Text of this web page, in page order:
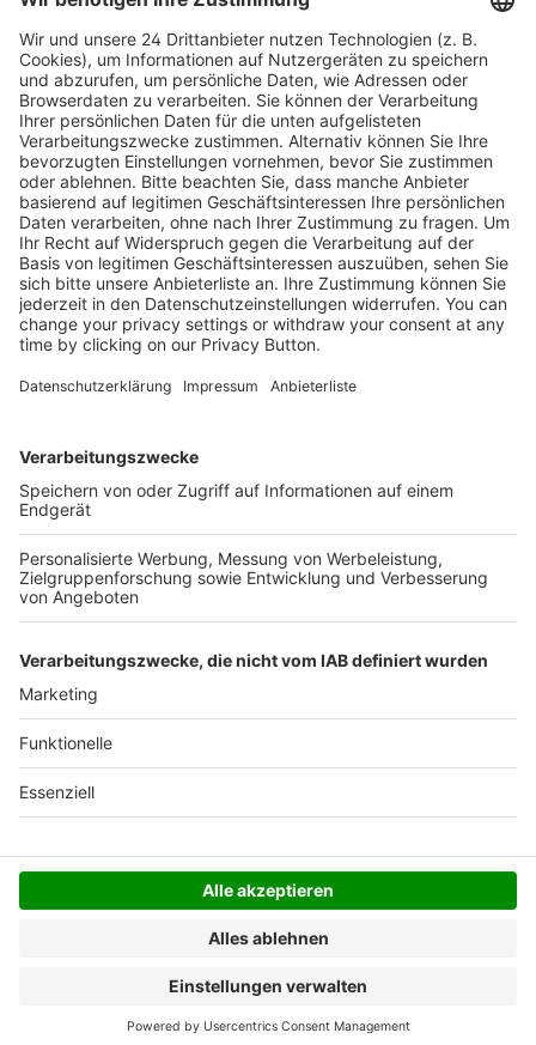
Leseprobe RR_202507
Kostenlose Rücksendung bis zu 14 Tage nach
Bestelleingang (innerhalb Deutschlands).
Versandkosten.
Der Bestellprozess ist mit Hilfe eines SSL-
SERVICE HOTLINE
SHOP SERVICE
Versandkostenund ggf. Nachnahmegebühren, wenn
nicht anders angegeben.